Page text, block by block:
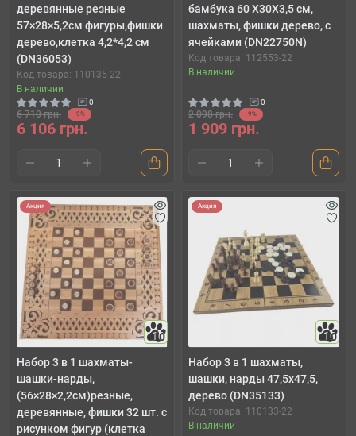
деревянные резные
57×28×5,2см фигуры,фишки
дерево,клетка 4,2*4,2 см
(DN36053)
Код товара: 110135-22
В наличии
0
6 710 грн. -9%
6 106 грн.
бамбука 60 Х30Х3,5 см,
шахматы, фишки дерево, с
ячейками (DN22750N)
Код товара: 112553-22
В наличии
0
2 098 грн. -9%
1 909 грн.
Акция
10
Набор 3 в 1 шахматы-
шашки-нарды,
(56×28×2,2см)резные,
деревянные, фишки 32 шт. с
рисунком фигур (клетка
Акция
10
Набор 3 в 1 шахматы,
шашки, нарды 47,5х47,5,
дерево (DN35133)
Код товара: 110133-22
В наличии